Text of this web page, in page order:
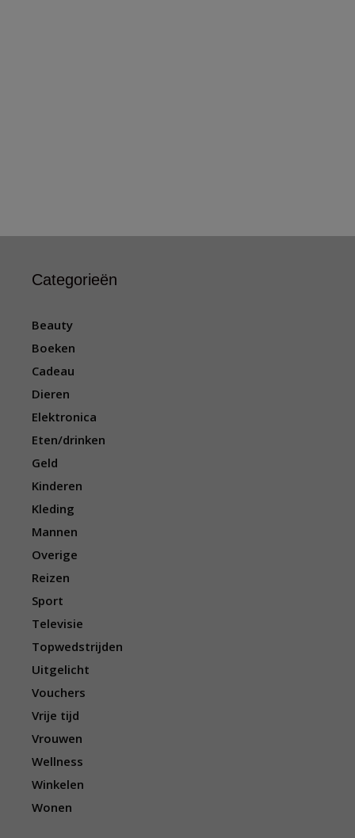
Categorieën
Beauty
Boeken
Cadeau
Dieren
Elektronica
Eten/drinken
Geld
Kinderen
Kleding
Mannen
Overige
Reizen
Sport
Televisie
Topwedstrijden
Uitgelicht
Vouchers
Vrije tijd
Vrouwen
Wellness
Winkelen
Wonen